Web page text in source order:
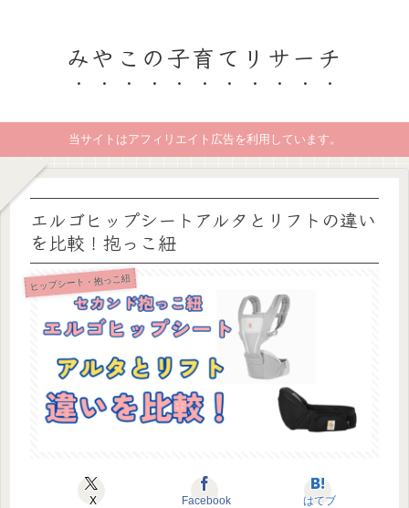
みやこの子育てリサーチ
当サイトはアフィリエイト広告を利用しています。
エルゴヒップシートアルタとリフトの違い
を比較！抱っこ紐
ヒップシート・抱っこ紐
X Facebook はてブ